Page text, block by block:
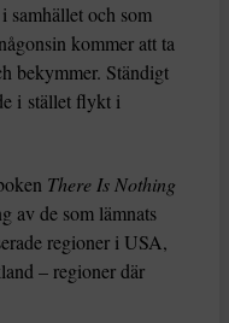
samhället och som
kommer att ta
bekymmer. Ständigt
i stället flykt i
There Is Nothing
av de som lämnats
regioner i USA,
– regioner där